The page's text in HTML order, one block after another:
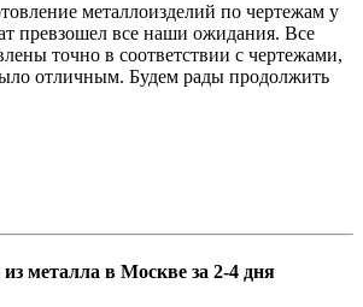
металлоизделий по чертежам у
превзошел все наши ожидания. Все
точно в соответствии с чертежами,
отличным. Будем рады продолжить
металла в Москве за 2-4 дня